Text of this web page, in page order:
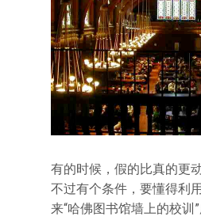
有的时候，假的比真的更
不过有个条件，要懂得利
来“哈佛图书馆墙上的校训